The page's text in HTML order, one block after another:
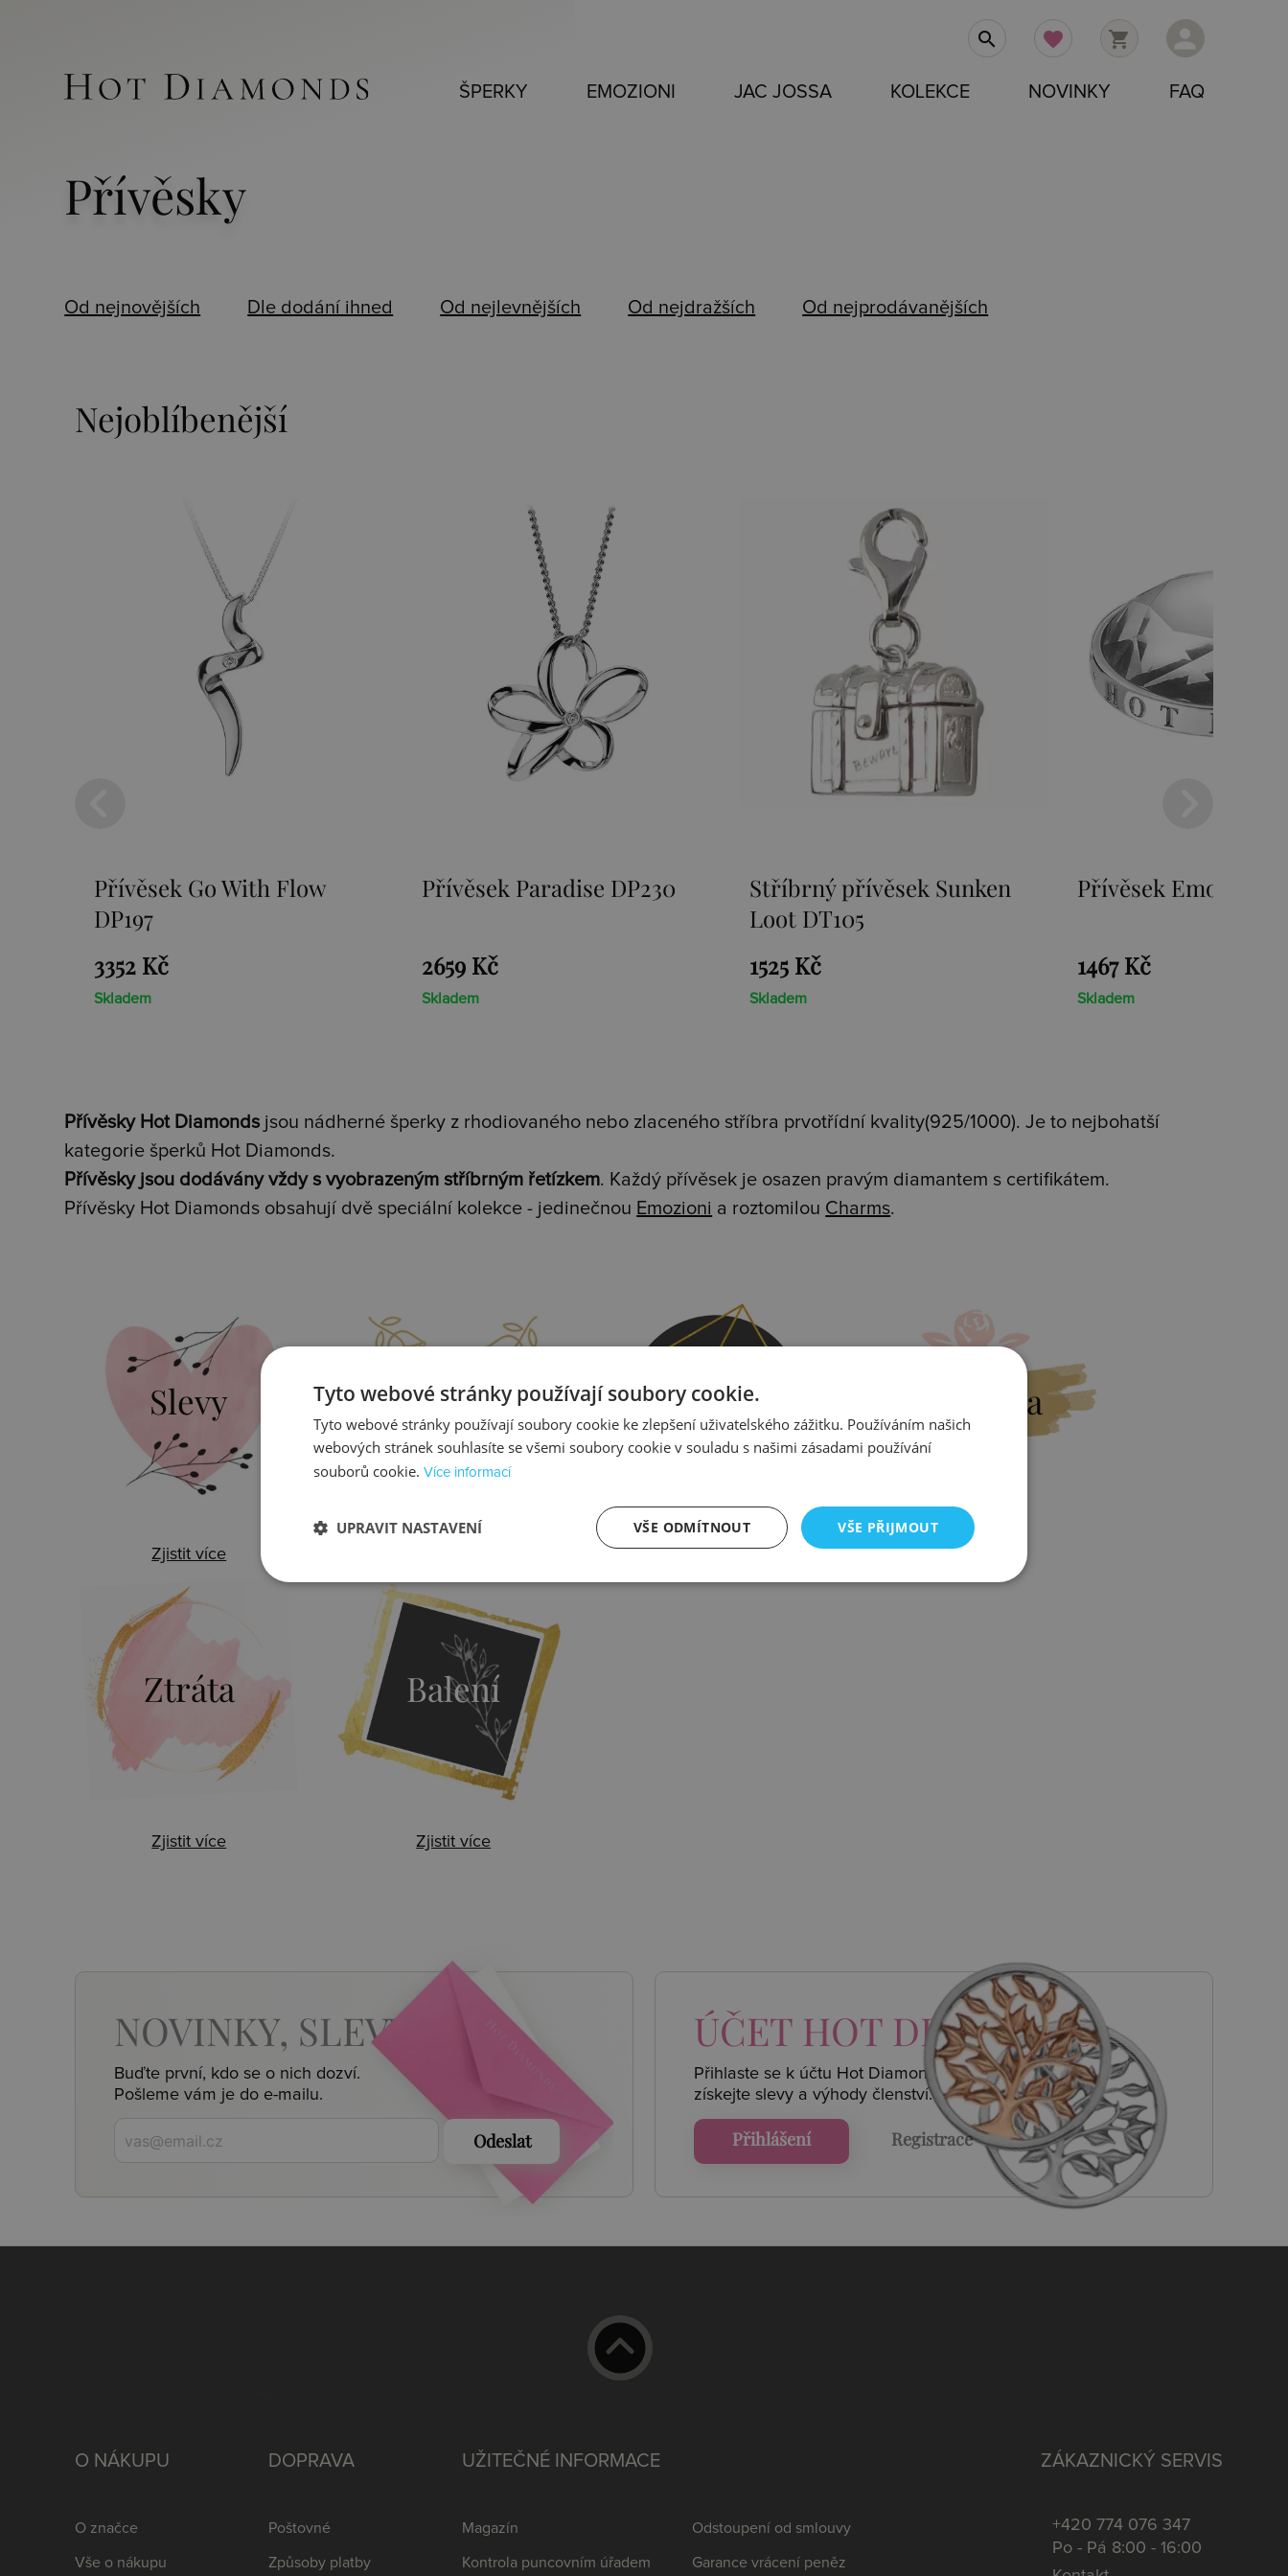
person
shopping_cart
favorite
search
ŠPERKY EMOZIONI JAC JOSSA KOLEKCE NOVINKY FAQ
Přívěsky
Od nejnovějších Dle dodání ihned Od nejlevnějších Od nejdražších Od nejprodávanějších
Nejoblíbenější
Přívěsek Paradise DP230
2659 Kč
Skladem
Stříbrný přívěsek Sunken
1525 Kč
Skladem
Přívěsek Emozioni Ice Coin
1467 Kč
Skladem
Přívěsek
1467 Kč
Skladem
Přívěsky Hot Diamonds jsou nádherné šperky z rhodiovaného nebo zlaceného stříbra prvotřídní kvality(925/1000). Je to nejbohatší
kategorie šperků Hot Diamonds.
Přívěsky jsou dodávány vždy s vyobrazeným stříbrným řetízkem. Každý přívěsek je osazen pravým diamantem s certifikátem.
Přívěsky Hot Diamonds obsahují dvě speciální kolekce - jedinečnou Emozioni a roztomilou Charms.
Slevy
Zjistit více
Doprava Kontrola Výměna
Ztráta
Zjistit více
Balení
Zjistit více
NOVINKY, SLEVY, AKCE
Buďte první, kdo se o nich dozví.
Pošleme vám je do e-mailu.
Odeslat
ÚČET HOT DIAMONDS
Přihlaste se k účtu Hot Diamonds a
získejte slevy a výhody členství.
Přihlášení Registrace
ZÁKAZNICKÝ SERVIS
+420 774 076 347
Po - Pá 8:00 - 16:00
O NÁKUPU
O značce
Vše o nákupu
DOPRAVA
Poštovné
Způsoby platby
UŽITEČNÉ INFORMACE
Magazín
Kontrola puncovním úřadem
Odstoupení od smlouvy
Garance vrácení peněz
Tyto webové stránky používají soubory cookie.
Tyto webové stránky používají soubory cookie ke zlepšení uživatelského zážitku. Používáním našich
webových stránek souhlasíte se všemi soubory cookie v souladu s našimi zásadami používání
souborů cookie. Více informací
VŠE PŘIJMOUT
VŠE ODMÍTNOUT
UPRAVIT NASTAVENÍ